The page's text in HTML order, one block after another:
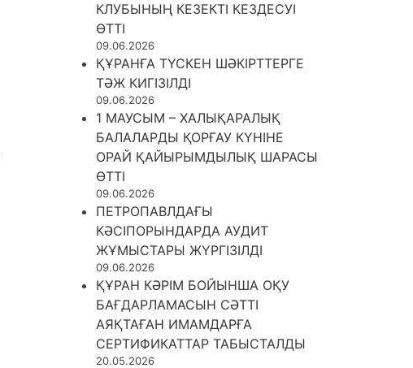
КЛУБЫНЫҢ КЕЗЕКТІ КЕЗДЕСУІ
ӨТТІ
09.06.2026
ҚҰРАНҒА ТҮСКЕН ШӘКІРТТЕРГЕ
ТӘЖ КИГІЗІЛДІ
09.06.2026
1 МАУСЫМ – ХАЛЫҚАРАЛЫҚ
БАЛАЛАРДЫ ҚОРҒАУ КҮНІНЕ
ОРАЙ ҚАЙЫРЫМДЫЛЫҚ ШАРАСЫ
ӨТТІ
09.06.2026
ПЕТРОПАВЛДАҒЫ
КӘСІПОРЫНДАРДА АУДИТ
ЖҰМЫСТАРЫ ЖҮРГІЗІЛДІ
09.06.2026
ҚҰРАН КӘРІМ БОЙЫНША ОҚУ
БАҒДАРЛАМАСЫН СӘТТІ
АЯҚТАҒАН ИМАМДАРҒА
СЕРТИФИКАТТАР ТАБЫСТАЛДЫ
20.05.2026